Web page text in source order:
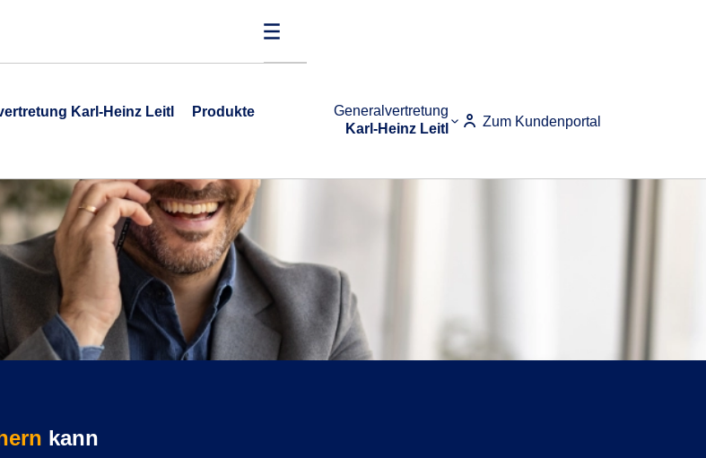
Generalvertretung
Karl-Heinz Leitl
Zum Kundenportal
Karl-Heinz Leitl Produkte
kann